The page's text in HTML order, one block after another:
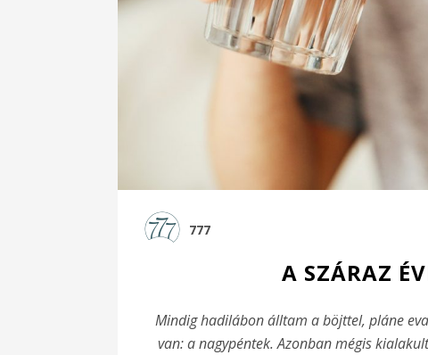
777
A SZÁRAZ
Mindig hadilábon álltam a böjttel, pláne
van: a nagypéntek. Azonban mégis